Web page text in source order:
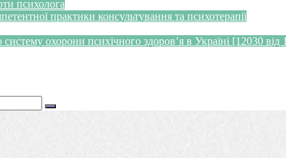
психолога
практики консультування та психотерапії
охорони психічного здоров’я в Україні [12030